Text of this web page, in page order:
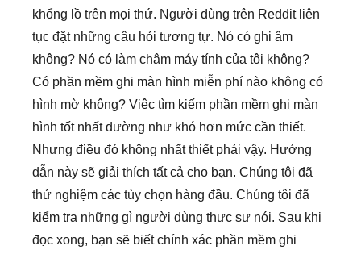
khổng lồ trên mọi thứ. Người dùng trên Reddit liên
tục đặt những câu hỏi tương tự. Nó có ghi âm
không? Nó có làm chậm máy tính của tôi không?
Có phần mềm ghi màn hình miễn phí nào không có
hình mờ không? Việc tìm kiếm phần mềm ghi màn
hình tốt nhất dường như khó hơn mức cần thiết.
Nhưng điều đó không nhất thiết phải vậy. Hướng
dẫn này sẽ giải thích tất cả cho bạn. Chúng tôi đã
thử nghiệm các tùy chọn hàng đầu. Chúng tôi đã
kiểm tra những gì người dùng thực sự nói. Sau khi
đọc xong, bạn sẽ biết chính xác phần mềm ghi